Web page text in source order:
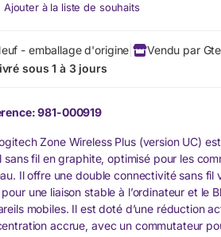
Ajouter à la liste de souhaits
- emballage d'origine | Vendu par
sous 1 à 3 jours
981-000919
Zone Wireless Plus (version UC)
sans fil en graphite, optimisé pour les
Il offre une double connectivité sans fil
une liaison stable à l’ordinateur et le
mobiles. Il est doté d’une réduction
accrue, avec un commutateur